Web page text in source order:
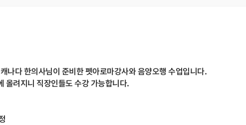
나다 한의사님이 준비한 펫아로마강사와 음양오행 수업입니다.
올려지니 직장인들도 수강 가능합니다.